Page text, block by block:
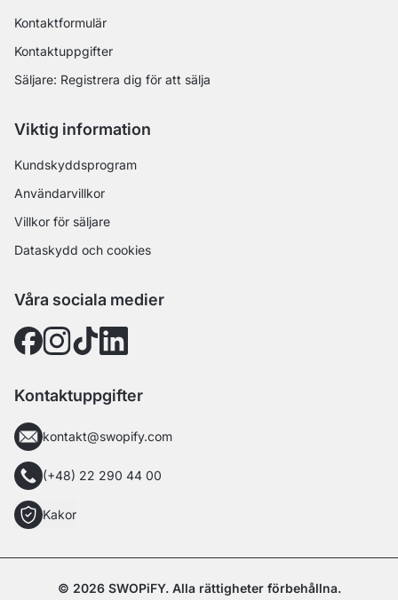
Kontaktformulär
Kontaktuppgifter
Säljare: Registrera dig för att sälja
Viktig information
Kundskyddsprogram
Användarvillkor
Villkor för säljare
Dataskydd och cookies
Våra sociala medier
Kontaktuppgifter
kontakt@swopify.com
(+48) 22 290 44 00
Kakor
© 2026 SWOPiFY. Alla rättigheter förbehållna.